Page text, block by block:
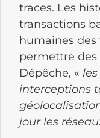
traces. Les
transactions
humaines
permettre des
Dépêche, «
interceptions
jour les